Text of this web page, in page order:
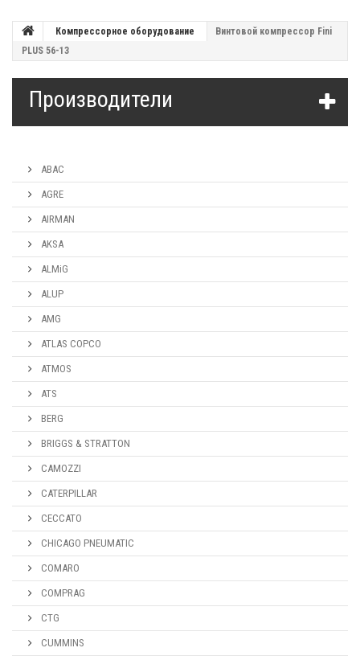
Компрессорное оборудование
Винтовой компрессор Fini
PLUS 56-13
Производители
ABAC
AGRE
AIRMAN
AKSA
ALMiG
ALUP
AMG
ATLAS COPCO
ATMOS
ATS
BERG
BRIGGS & STRATTON
CAMOZZI
CATERPILLAR
CECCATO
CHICAGO PNEUMATIC
COMARO
COMPRAG
CTG
CUMMINS